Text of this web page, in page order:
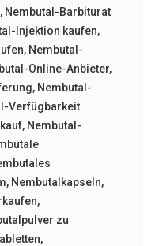
, Nembutal-Barbiturat
Injektion kaufen,
, Nembutal-
Online-Anbieter,
, Nembutal-
Verfügbarkeit
, Nembutal-
, Nembutalkapseln,
,
zu
,